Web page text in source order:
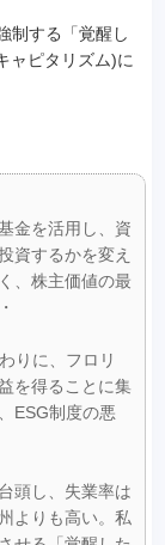
制する「覚醒し
ャピタリズム)に
金を活用し、資
資するかを変え
、株主価値の最
りに、フロリ
を得ることに集
ESG制度の悪
頭し、失業率は
よりも高い。私